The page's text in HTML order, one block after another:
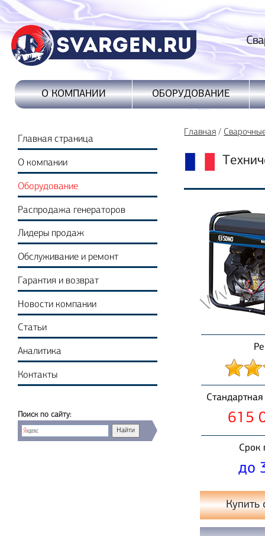
О КОМПАНИИ ОБОРУДОВАНИЕ
Главная страница
О компании
Оборудование
Распродажа генераторов
Лидеры продаж
Обслуживание и ремонт
Гарантия и возврат
Новости компании
Статьи
Аналитика
Контакты
Поиск по сайту:
Главная /
615
Срок
до
Купить